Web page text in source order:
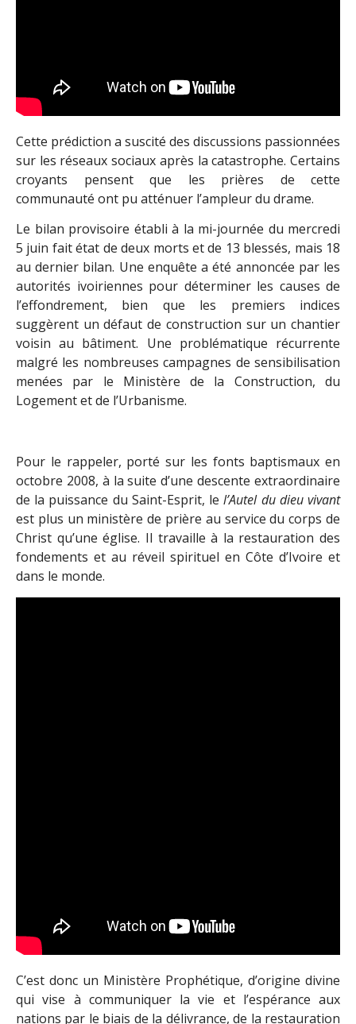
Cette prédiction a suscité des discussions passionnées
sur les réseaux sociaux après la catastrophe. Certains
croyants pensent que les prières de cette
communauté ont pu atténuer l’ampleur du drame.
Le bilan provisoire établi à la mi-journée du mercredi
5 juin fait état de deux morts et de 13 blessés, mais 18
au dernier bilan. Une enquête a été annoncée par les
autorités ivoiriennes pour déterminer les causes de
l’effondrement, bien que les premiers indices
suggèrent un défaut de construction sur un chantier
voisin au bâtiment. Une problématique récurrente
malgré les nombreuses campagnes de sensibilisation
menées par le Ministère de la Construction, du
Logement et de l’Urbanisme.
Pour le rappeler, porté sur les fonts baptismaux en
octobre 2008, à la suite d’une descente extraordinaire
de la puissance du Saint-Esprit, lel’Autel du dieu vivant
est plus un ministère de prière au service du corps de
Christ qu’une église. Il travaille à la restauration des
fondements et au réveil spirituel en Côte d’Ivoire et
dans le monde.
C’est donc un Ministère Prophétique, d’origine divine
qui vise à communiquer la vie et l’espérance aux
nations par le biais de la délivrance, de la restauration